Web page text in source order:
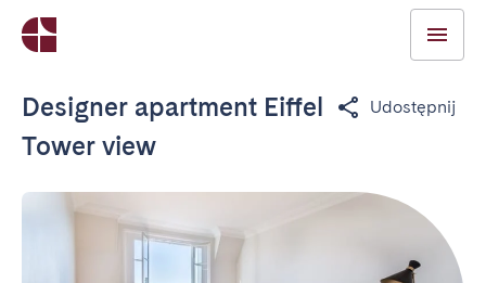
Designer apartment Eiffel
Tower view
Udostępnij